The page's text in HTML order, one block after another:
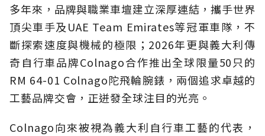
多年來，品牌與職業車壇建立深厚連結，攜手世界
頂尖車手及UAE Team Emirates等冠軍車隊，不
斷探索速度與機械的極限；2026年更與義大利傳
奇自行車品牌Colnago合作推出全球限量50只的
RM 64-01 Colnago陀飛輪腕錶，兩個追求卓越的
工藝品牌交會，正迸發全球注目的光亮。
Colnago向來被視為義大利自行車工藝的代表，